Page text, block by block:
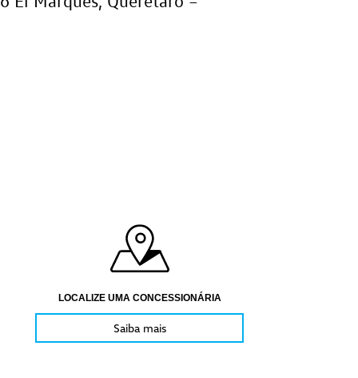
LOCALIZE UMA CONCESSIONÁRIA
Saiba mais